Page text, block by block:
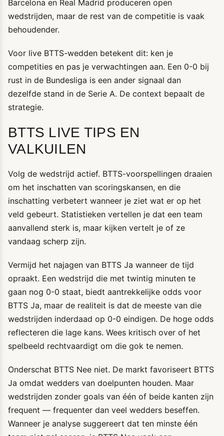
Barcelona en Real Madrid produceren open
wedstrijden, maar de rest van de competitie is vaak
behoudender.
Voor live BTTS-wedden betekent dit: ken je
competities en pas je verwachtingen aan. Een 0-0 bij
rust in de Bundesliga is een ander signaal dan
dezelfde stand in de Serie A. De context bepaalt de
strategie.
BTTS LIVE TIPS EN
VALKUILEN
Volg de wedstrijd actief. BTTS-voorspellingen draaien
om het inschatten van scoringskansen, en die
inschatting verbetert wanneer je ziet wat er op het
veld gebeurt. Statistieken vertellen je dat een team
aanvallend sterk is, maar kijken vertelt je of ze
vandaag scherp zijn.
Vermijd het najagen van BTTS Ja wanneer de tijd
opraakt. Een wedstrijd die met twintig minuten te
gaan nog 0-0 staat, biedt aantrekkelijke odds voor
BTTS Ja, maar de realiteit is dat de meeste van die
wedstrijden inderdaad op 0-0 eindigen. De hoge odds
reflecteren die lage kans. Wees kritisch over of het
spelbeeld rechtvaardigt om die gok te nemen.
Onderschat BTTS Nee niet. De markt favoriseert BTTS
Ja omdat wedders van doelpunten houden. Maar
wedstrijden zonder goals van één of beide kanten zijn
frequent — frequenter dan veel wedders beseffen.
Wanneer je analyse suggereert dat ten minste één